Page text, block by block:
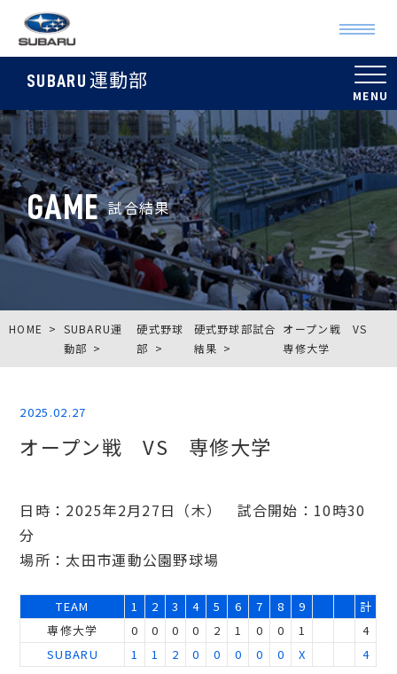
SUBARU 運動部
GAME 試合結果
HOME
SUBARU運
動部
硬式野球
部
硬式野球部試合
結果
オープン戦 VS
専修大学
2025.02.27
オープン戦 VS 専修大学
日時：2025年2月27日（木） 試合開始：10時30
分
場所：太田市運動公園野球場
TEAM 1 2 3 4 5 6 7 8 9
計
専修大学
0 0 0 0 2 1 0 0 1
4
SUBARU
1 1 2 0 0 0 0 0 X 4